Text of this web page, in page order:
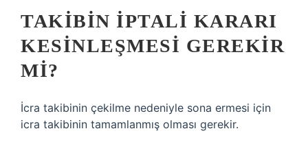
TAKIBIN IPTALI KARARI
KESINLEŞMESI GEREKIR
MI?
İcra takibinin çekilme nedeniyle sona ermesi için
icra takibinin tamamlanmış olması gerekir.